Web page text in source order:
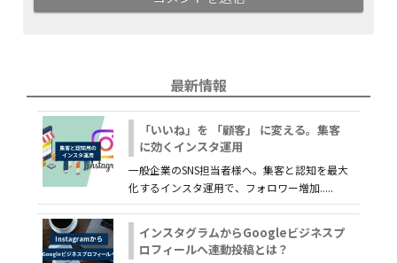
最新情報
「いいね」を 「顧客」 に変える。集客
に効くインスタ運用
一般企業のSNS担当者様へ。集客と認知を最大
化するインスタ運用で、フォロワー増加.....
インスタグラムからGoogleビジネスプ
ロフィールへ連動投稿とは？